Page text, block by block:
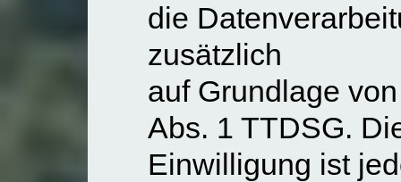
die
zusätzlich
auf Grundlage
Abs. 1 TTDSG.
Einwilligung ist